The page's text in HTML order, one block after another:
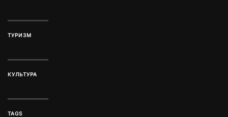
ТУРИЗМ
КУЛЬТУРА
TAGS